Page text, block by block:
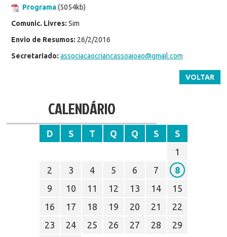
Programa(5054kb)
Comunic. Livres: Sim
Envio de Resumos: 26/2/2016
Secretariado: associacaocriancassoajoao@gmail.com
VOLTAR
CALENDÁRIO
D S T Q Q S
S
1
2
3 4 5 6 7
8
9
10 11 12 13 14
15
16
17 18 19 20 21
22
23
24 25 26 27 28
29